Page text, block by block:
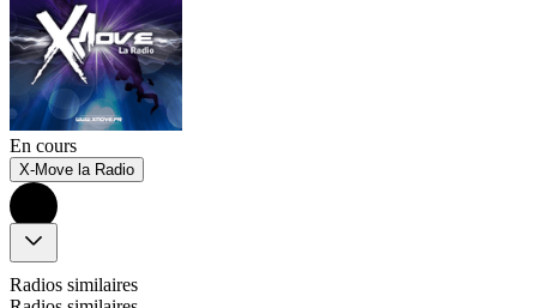
En cours
X-Move la Radio
Radios similaires